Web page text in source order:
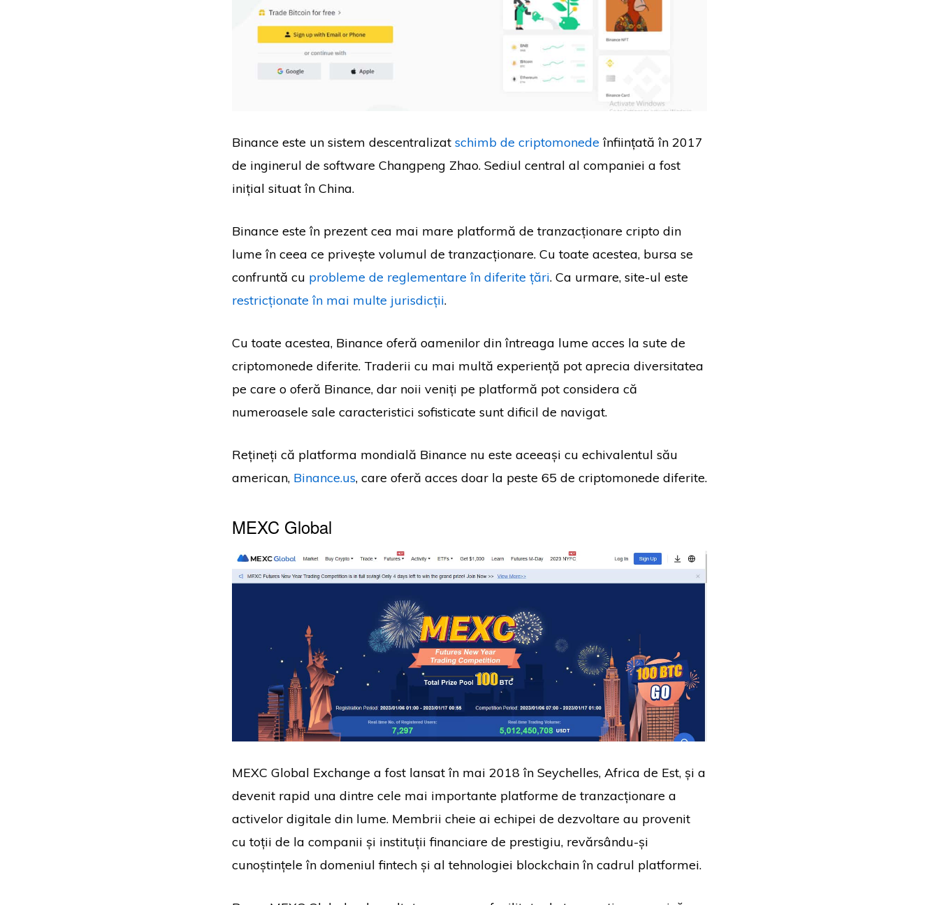
Binance este un sistem descentralizat schimb de criptomonede înființată în 2017
de inginerul de software Changpeng Zhao. Sediul central al companiei a fost
inițial situat în China.
Binance este în prezent cea mai mare platformă de tranzacționare cripto din
lume în ceea ce privește volumul de tranzacționare. Cu toate acestea, bursa se
confruntă cu probleme de reglementare în diferite țări. Ca urmare, site-ul este
restricționate în mai multe jurisdicții.
Cu toate acestea, Binance oferă oamenilor din întreaga lume acces la sute de
criptomonede diferite. Traderii cu mai multă experiență pot aprecia diversitatea
pe care o oferă Binance, dar noii veniți pe platformă pot considera că
numeroasele sale caracteristici sofisticate sunt dificil de navigat.
Rețineți că platforma mondială Binance nu este aceeași cu echivalentul său
american, Binance.us, care oferă acces doar la peste 65 de criptomonede diferite.
MEXC Global
MEXC Global Exchange a fost lansat în mai 2018 în Seychelles, Africa de Est, și a
devenit rapid una dintre cele mai importante platforme de tranzacționare a
activelor digitale din lume. Membrii cheie ai echipei de dezvoltare au provenit
cu toții de la companii și instituții financiare de prestigiu, revărsându-și
cunoștințele în domeniul fintech și al tehnologiei blockchain în cadrul platformei.